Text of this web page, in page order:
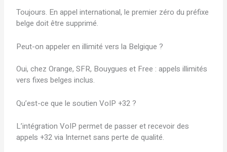
Toujours. En appel international, le premier zéro du préfixe
belge doit être supprimé.
Peut-on appeler en illimité vers la Belgique ?
Oui, chez Orange, SFR, Bouygues et Free : appels illimités
vers fixes belges inclus.
Qu’est-ce que le soutien VoIP +32 ?
L’intégration VoIP permet de passer et recevoir des
appels +32 via Internet sans perte de qualité.